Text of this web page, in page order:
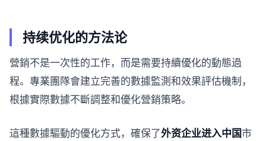
持续优化的方法论
營銷不是一次性的工作，而是需要持續優化的動態過
程。專業團隊會建立完善的數據監測和效果評估機制，
根據實際數據不斷調整和優化營銷策略。
這種數據驅動的優化方式，確保了外资企业进入中国市